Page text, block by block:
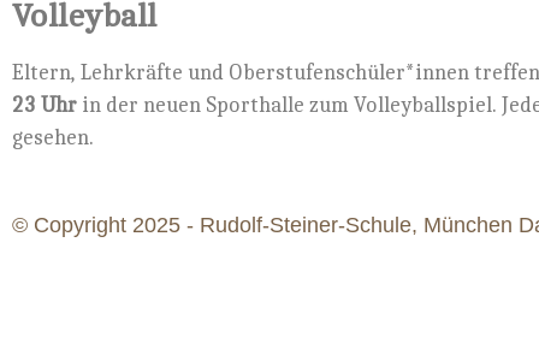
Volleyball
Eltern, Lehrkräfte und Oberstufenschüler*innen
23 Uhr in der neuen Sporthalle zum Volleyballspiel.
gesehen.
© Copyright 2025 - Rudolf-Steiner-Schule, München